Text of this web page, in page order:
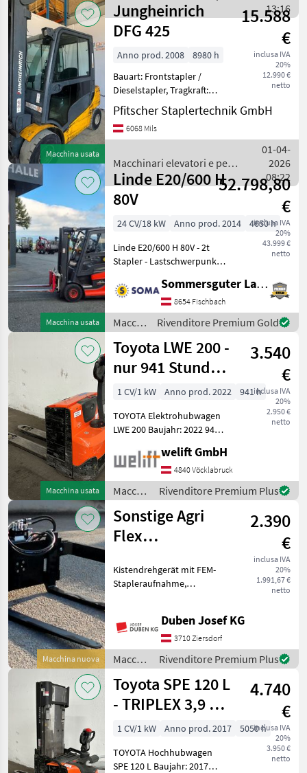
magazzino / Sonstige
13:16
Macchina usata
Jungheinrich
DFG 425
15.588
€
inclusa IVA
20%
12.990 €
netto
Anno prod. 2008
8980 h
Bauart: Frontstapler /
Dieselstapler, Tragkraft:
2500kg, Hubhöhe: 4000mm,
Freihub: 150mm,
Gabellänge: 1200mm,
Superelastik Einfach ,
Bereifung hinte
Pfitscher Staplertechnik GmbH
6068 Mils
Macchinari elevatori e per
magazzino / Jungheinrich
01-04-
2026
08:22
Macchina usata
Linde E20/600 H
80V
52.798,80
€
inclusa IVA
20%
43.999 €
netto
24 CV/18 kW Anno prod. 2014
4650 h
Linde E20/600 H 80V - 2t
Stapler - Lastschwerpunkt
Batteriespannung -
4910mm Hubhöhe - Triplex
- Zinkenlänge: 1, 6m -
hydraulische
Zinkenverstellung
Sommersguter Landmaschinen GmbH
8654 Fischbach
Macchinari
elevatori
e per
magazzino
/ Linde
Rivenditore Premium Gold
Macchina usata
Toyota LWE 200 -
nur 941 Stunden
!!!
3.540
€
inclusa IVA
20%
2.950 €
netto
1 CV/1 kW Anno prod. 2022
941 h
TOYOTA Elektrohubwagen
LWE 200 Baujahr: 2022 941
2000 kg Gabellänge: 1150
mm Bereifung: Polyurethan
- Batterie 24 V - Ladege
welift GmbH
4840 Vöcklabruck
Macchinari
elevatori
e per
magazzino
/
Rivenditore Premium Plus
Macchina nuova
Sonstige Agri
Flex
KDG-S
2.390
€
inclusa IVA
20%
1.991,67 €
netto
Kistendrehgerät mit FEM-
Stapleraufnahme,
Hubkraft, 180 Grad
Drehung. Optional mit
Euro-Aufnahme bzw.
anderen Aufnahmen er
Duben Josef KG
3710 Ziersdorf
Macchinari
elevatori
e per
magazzino
Sonstige
Rivenditore Premium Plus
Toyota SPE 120 L
- TRIPLEX 3,9 m -
INITIALHUB !!!
4.740
€
inclusa IVA
20%
3.950 €
netto
1 CV/1 kW Anno prod. 2017
5050 h
TOYOTA Hochhubwagen
SPE 120 L Baujahr: 2017